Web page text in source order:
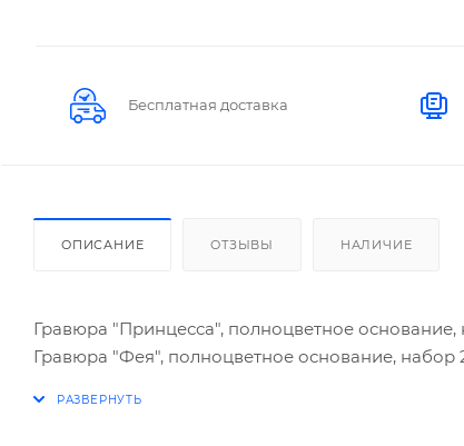
Бесплатная доставка
ОПИСАНИЕ ОТЗЫВЫ НАЛИЧИЕ
Гравюра "Принцесса", полноцветное основание,
Гравюра "Фея", полноцветное основание, набор 2